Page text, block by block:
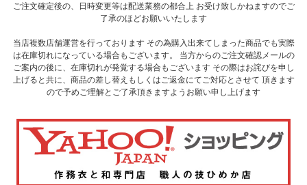
ご注文確定後の、日時変更等は配送業務の都合上 お受け致しかねますのでご
了承のほどお願いいたします
当店複数店舗運営を行っております その為購入出来てしまった商品でも実際
は在庫切れになっている場合もございます。 当方からのご注文確認メールの
ご案内の後に、在庫切れが発覚する場合もございます その際はお詫びを申し
上げると共に、商品の差し替えもしくはご返金にてご対応とさせて 頂きます
ので予めご理解とご了承頂きますようお願い申し上げます